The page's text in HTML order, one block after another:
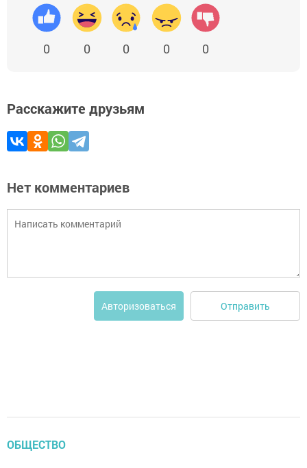
0 0 0 0 0
Расскажите друзьям
Нет комментариев
Авторизоваться Отправить
ОБЩЕСТВО